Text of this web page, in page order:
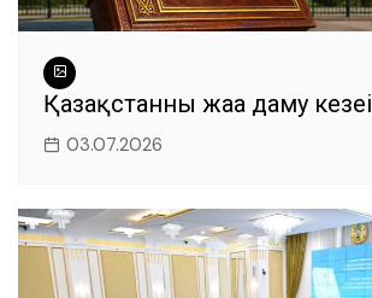
Қазақстанның жаңа даму кезеңі
03.07.2026